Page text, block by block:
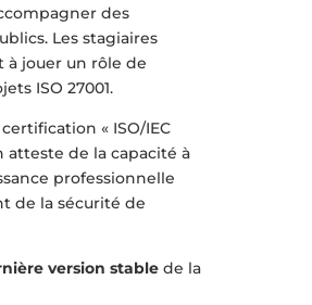
des
Les stagiaires
à jouer un rôle de
ISO 27001.
« ISO/IEC
atteste de la capacité à
professionnelle
de la sécurité de
version stable de la